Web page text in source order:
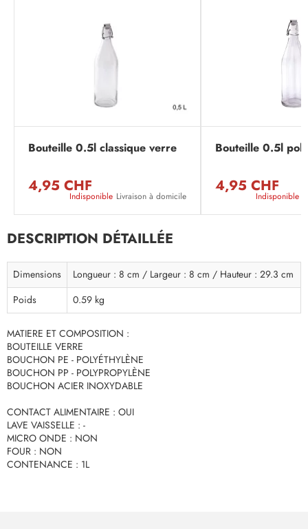
Bouteille 0.5l classique verre
4,95 CHF
Indisponible Livraison à domicile
Bouteille 0.5l
4,95 CHF
Indisponible
DESCRIPTION DÉTAILLÉE
Dimensions
Longueur : 8 cm / Largeur : 8 cm / Hauteur : 29.3 cm
Poids
0.59 kg
MATIERE ET COMPOSITION :
BOUTEILLE VERRE
BOUCHON PE - POLYÉTHYLÈNE
BOUCHON PP - POLYPROPYLÈNE
BOUCHON ACIER INOXYDABLE
CONTACT ALIMENTAIRE : OUI
LAVE VAISSELLE : -
MICRO ONDE : NON
FOUR : NON
CONTENANCE : 1L